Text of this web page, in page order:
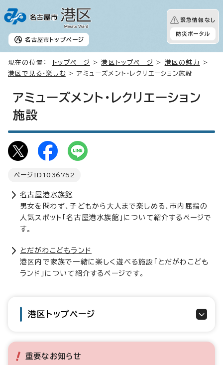
名古屋市 トップページ
緊急情報なし
防災ポータル
現在の位置： トップページ >港区トップページ > 港区の魅力
>
港区で見る・楽しむ > アミューズメント・レクリエーション施設
アミューズメント・レクリエーション
施設
ページID 1036752
名古屋港水族館
男女を問わず、子どもから大人まで楽しめる、市内屈指の
人気スポット「名古屋港水族館」について紹介するページで
す。
とだがわこどもランド
港区内で家族で一緒に楽しく遊べる施設「とだがわこども
ランド」について紹介するページです。
港区トップページ
重要なお知らせ